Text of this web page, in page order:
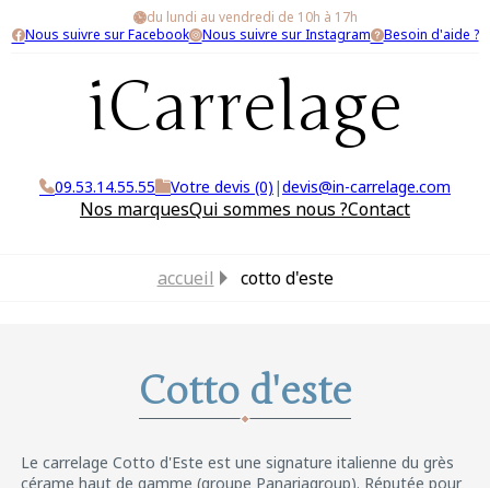
du lundi au vendredi de 10h à 17h
Nous suivre sur Facebook
Nous suivre sur Instagram Besoin d'aide ?
iCarrelage
09.53.14.55.55 Votre devis (0) |devis@in-carrelage.com
Nos marquesQui sommes nous ?Contact
accueil cotto d'este
Cotto d'este
Le carrelage Cotto d'Este est une signature italienne du grès
cérame haut de gamme (groupe Panariagroup). Réputée pour